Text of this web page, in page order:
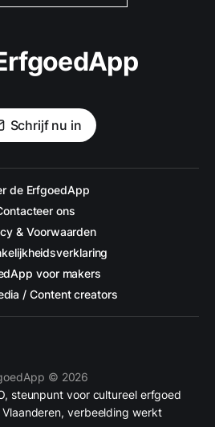
Schrijf nu in
de ErfgoedApp
ons
& Voorwaarden
voor makers
/ Content creators
© 2026
steunpunt voor cultureel erfgoed
Vlaanderen, verbeelding werkt